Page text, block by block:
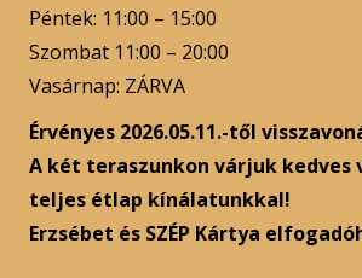
Péntek: 11:00 – 15:00
Szombat 11:00 – 20:00
Vasárnap: ZÁRVA
Érvényes 2026.05.11.-től
A két teraszunkon várjuk kedves
teljes étlap kínálatunkkal!
Erzsébet és SZÉP Kártya